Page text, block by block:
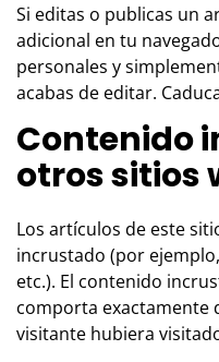
Si editas o publicas un
adicional en tu
personales y
acabas de editar.
Contenido
otros sitios
Los artículos de este
incrustado (por
etc.). El contenido
comporta exactamente
visitante hubiera